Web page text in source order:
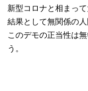
新型コロナと相まっ
結果として無関係の
このデモの正当性は
う。